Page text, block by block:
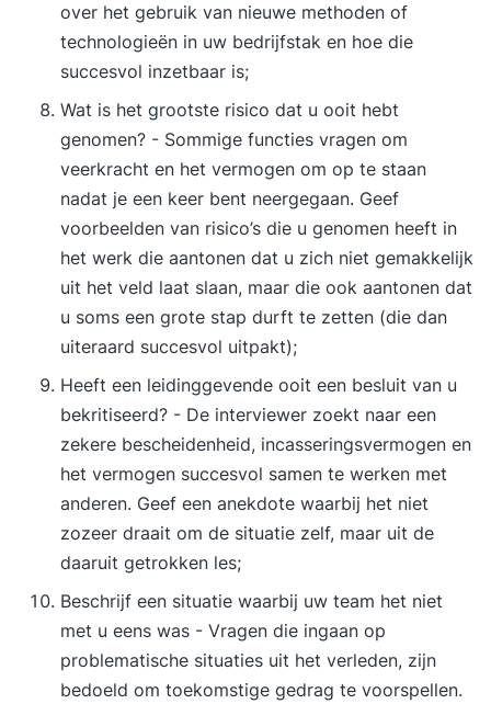
over het gebruik van nieuwe methoden of
technologieën in uw bedrijfstak en hoe die
succesvol inzetbaar is;
Wat is het grootste risico dat u ooit hebt
genomen? - Sommige functies vragen om
veerkracht en het vermogen om op te staan
nadat je een keer bent neergegaan. Geef
voorbeelden van risico’s die u genomen heeft in
het werk die aantonen dat u zich niet gemakkelijk
uit het veld laat slaan, maar die ook aantonen dat
u soms een grote stap durft te zetten (die dan
uiteraard succesvol uitpakt);
Heeft een leidinggevende ooit een besluit van u
bekritiseerd? - De interviewer zoekt naar een
zekere bescheidenheid, incasseringsvermogen en
het vermogen succesvol samen te werken met
anderen. Geef een anekdote waarbij het niet
zozeer draait om de situatie zelf, maar uit de
daaruit getrokken les;
Beschrijf een situatie waarbij uw team het niet
met u eens was - Vragen die ingaan op
problematische situaties uit het verleden, zijn
bedoeld om toekomstige gedrag te voorspellen.